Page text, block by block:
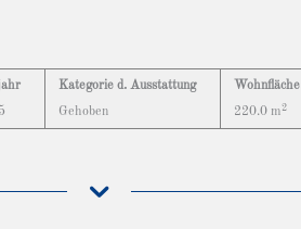
Kategorie d. Ausstattung
Gehoben
Wohnfläche
220.0 m2